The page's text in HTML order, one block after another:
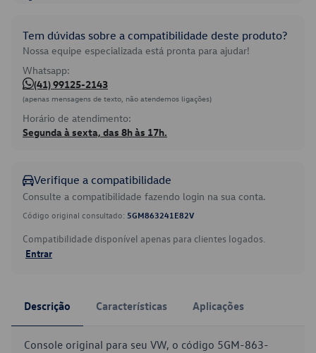
Tem dúvidas sobre a compatibilidade deste produto?
Nossa equipe especializada está pronta para ajudar!
Whatsapp:
(41) 99125-2143
(apenas mensagens de texto, não atendemos ligações)
Horário de atendimento:
Segunda à sexta, das 8h às 17h.
Verifique a compatibilidade
Consulte a compatibilidade fazendo login na sua conta.
Código original consultado: 5GM863241E82V
Compatibilidade disponível apenas para clientes logados.
Entrar
Descrição Características Aplicações
Console original para seu VW, o código 5GM-863-